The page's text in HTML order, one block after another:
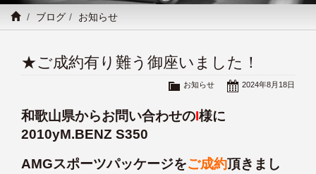
ブログ お知らせ
★ご成約有り難う御座いました！
2024年8月18日
お知らせ
和歌山県からお問い合わせのI様に
2010yM.BENZ S350
AMGスポーツパッケージをご成約頂きまし